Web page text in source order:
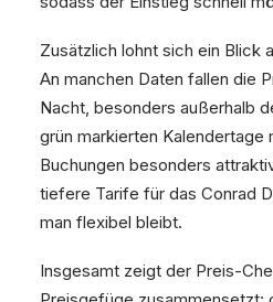
Zusätzlich lohnt sich ein Blick
An manchen Daten fallen die
Nacht, besonders außerhalb
grün markierten Kalendertage
Buchungen besonders
tiefere Tarife für das Conrad
man flexibel bleibt.
Insgesamt zeigt der Preis-